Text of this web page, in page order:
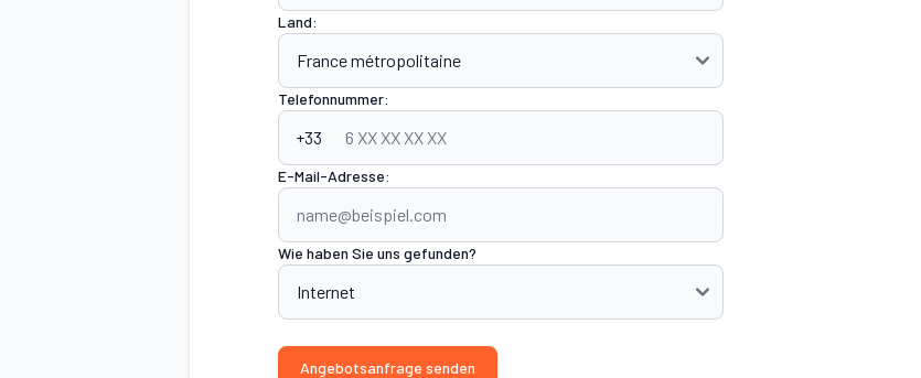
Land:
Telefonnummer:
+33
E-Mail-Adresse:
Wie haben Sie uns gefunden?
Angebotsanfrage senden